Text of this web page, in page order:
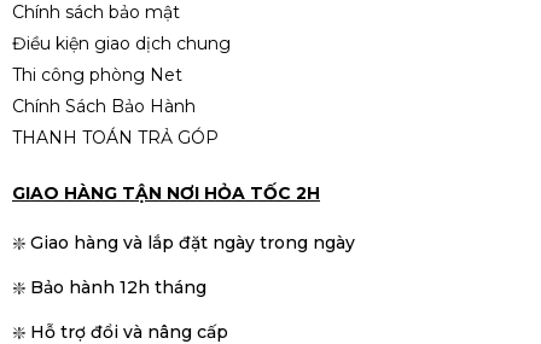
Chính sách bảo mật
Điều kiện giao dịch chung
Thi công phòng Net
Chính Sách Bảo Hành
THANH TOÁN TRẢ GÓP
GIAO HÀNG TẬN NƠI HỎA TỐC 2H
❇️ Giao hàng và lắp đặt ngày trong ngày
❇️ Bảo hành 12h tháng
❇️ Hỗ trợ đổi và nâng cấp